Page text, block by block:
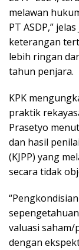
melawan
PT ASDP,”
keterangan
lebih ringan
tahun penjara.
KPK
praktik
Prasetyo
dan hasil
(KJPP) yang
secara tidak
valuasi saham/
dengan